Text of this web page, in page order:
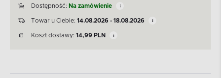
Dostępność: Na zamówienie
Towar u Ciebie: 14.08.2026 - 18.08.2026
Koszt dostawy: 14,99 PLN